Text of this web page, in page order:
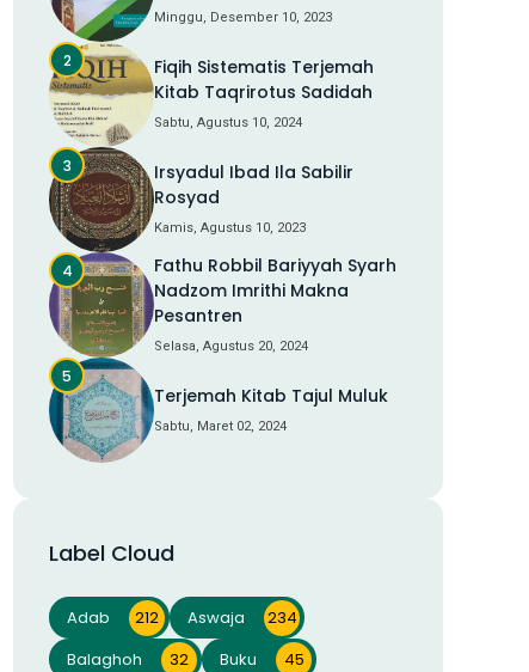
Minggu, Desember 10, 2023
Fiqih Sistematis Terjemah
Kitab Taqrirotus Sadidah
Sabtu, Agustus 10, 2024
Irsyadul Ibad Ila Sabilir
Rosyad
Kamis, Agustus 10, 2023
Fathu Robbil Bariyyah Syarh
Nadzom Imrithi Makna
Pesantren
Selasa, Agustus 20, 2024
Terjemah Kitab Tajul Muluk
Sabtu, Maret 02, 2024
Label Cloud
Adab 212 Aswaja
234
Balaghoh
32 Buku
45